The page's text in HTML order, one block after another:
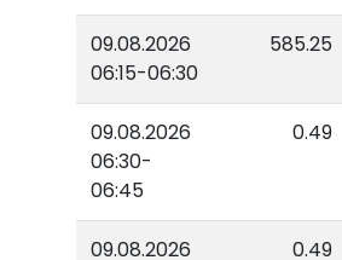
09.08.2026
06:15-06:30
585.25
09.08.2026
06:30-
06:45
0.49
09.08.2026
0.49